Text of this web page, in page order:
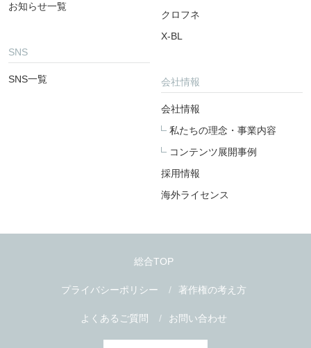
お知らせ一覧
SNS
SNS一覧
クロフネ
X-BL
会社情報
会社情報
私たちの理念・事業内容
コンテンツ展開事例
採用情報
海外ライセンス
総合TOP
プライバシーポリシー 著作権の考え方
よくあるご質問 お問い合わせ